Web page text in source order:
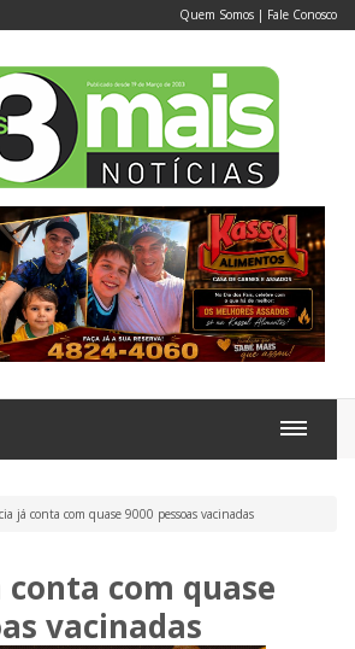
Quem Somos | Fale Conosco
já conta com quase 9000 pessoas vacinadas
conta com quase
vacinadas